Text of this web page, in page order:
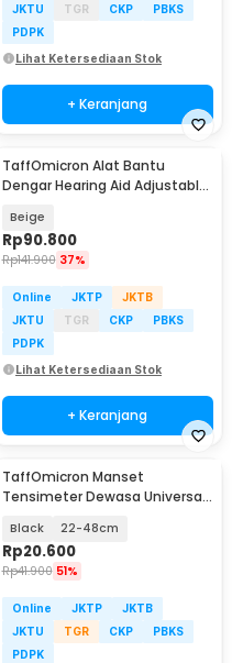
JKTU
TGR CKP
PBKS
PDPK
Lihat Ketersediaan Stok
+ Keranjang
TaffOmicron Alat Bantu
Dengar Hearing Aid Adjustable
Beige
Rp90.800
Rp141.900 37%
Online JKTP
JKTB
JKTU
TGR CKP
PBKS
PDPK
Lihat Ketersediaan Stok
+ Keranjang
TaffOmicron Manset
Tensimeter Dewasa Universal
Black 22-48cm
Rp20.600
Rp41.900 51%
Online JKTP
JKTB
JKTU
TGR CKP
PBKS
PDPK